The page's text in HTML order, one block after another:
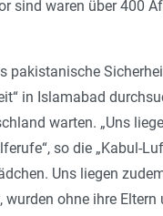
sind waren über 400
pakistanische
in Islamabad
warten. „Uns
so die „Kabul-
Uns liegen
ohne ihre